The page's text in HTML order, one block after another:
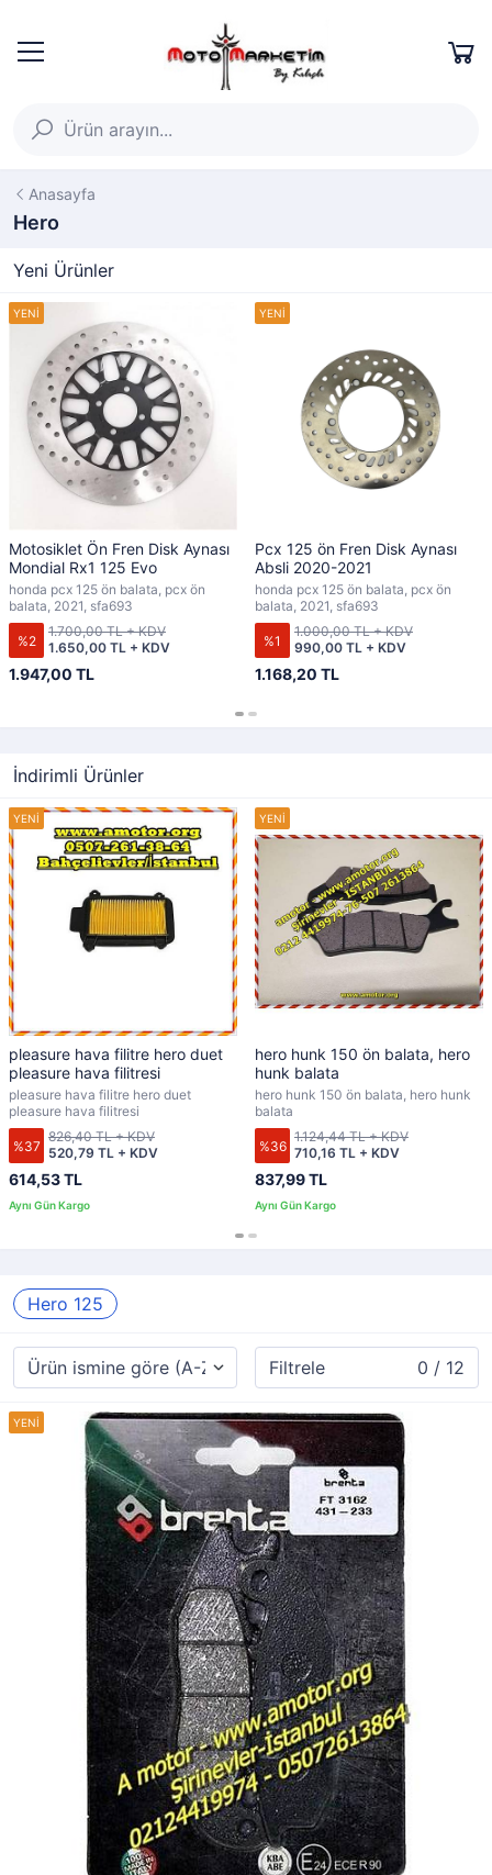
Anasayfa
Hero
Yeni Ürünler
Motosiklet Ön Fren Disk Aynası
Mondial Rx1 125 Evo
honda pcx 125 ön balata, pcx ön
balata, 2021, sfa693
%2
1.947,00 TL
1.650,00 TL + KDV
1.700,00 TL + KDV
Pcx 125 ön Fren Disk Aynası
Absli 2020-2021
honda pcx 125 ön balata, pcx ön
balata, 2021, sfa693
%1
1.168,20 TL
990,00 TL + KDV
1.000,00 TL + KDV
İndirimli Ürünler
pleasure hava filitre hero duet
pleasure hava filitresi
pleasure hava filitre hero duet
pleasure hava filitresi
%37
614,53 TL
520,79 TL + KDV
826,40 TL + KDV
hero hunk 150 ön balata, hero
hunk balata
hero hunk 150 ön balata, hero hunk
balata
%36
837,99 TL
710,16 TL + KDV
1.124,44 TL + KDV
Hero 125
Filtrele 0 / 12